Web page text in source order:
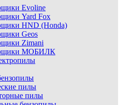
Evoline
Yard Fox
HND (Honda)
Geos
Zimani
МОБИЛК
пилы
пилы